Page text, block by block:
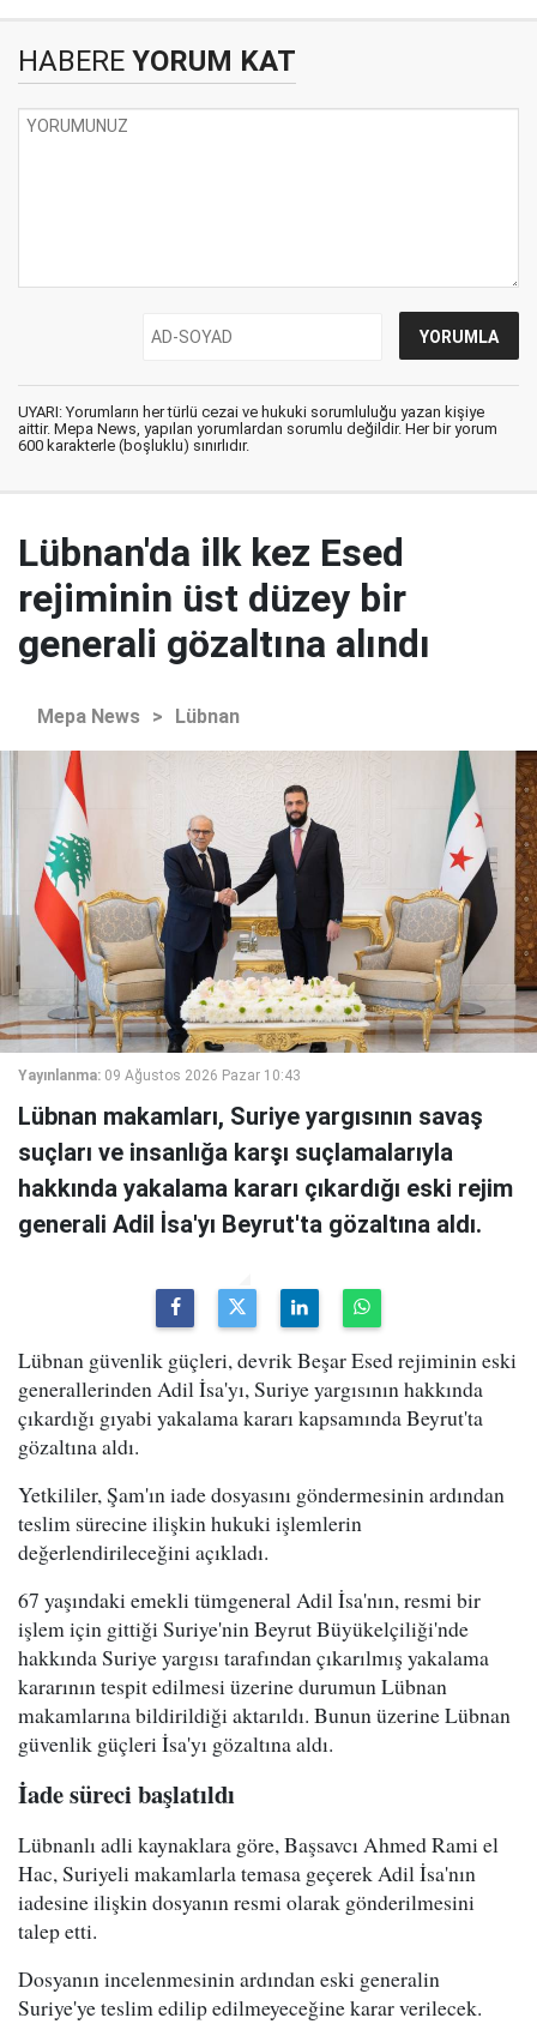
HABERE YORUM KAT
UYARI: Yorumların her türlü cezai ve hukuki sorumluluğu yazan kişiye
aittir. Mepa News, yapılan yorumlardan sorumlu değildir. Her bir yorum
600 karakterle (boşluklu) sınırlıdır.
Lübnan'da ilk kez Esed
rejiminin üst düzey bir
generali gözaltına alındı
Mepa News > Lübnan
Yayınlanma: 09 Ağustos 2026 Pazar 10:43
Lübnan makamları, Suriye yargısının savaş
suçları ve insanlığa karşı suçlamalarıyla
hakkında yakalama kararı çıkardığı eski rejim
generali Adil İsa'yı Beyrut'ta gözaltına aldı.
Lübnan güvenlik güçleri, devrik Beşar Esed rejiminin eski
generallerinden Adil İsa'yı, Suriye yargısının hakkında
çıkardığı gıyabi yakalama kararı kapsamında Beyrut'ta
gözaltına aldı.
Yetkililer, Şam'ın iade dosyasını göndermesinin ardından
teslim sürecine ilişkin hukuki işlemlerin
değerlendirileceğini açıkladı.
67 yaşındaki emekli tümgeneral Adil İsa'nın, resmi bir
işlem için gittiği Suriye'nin Beyrut Büyükelçiliği'nde
hakkında Suriye yargısı tarafından çıkarılmış yakalama
kararının tespit edilmesi üzerine durumun Lübnan
makamlarına bildirildiği aktarıldı. Bunun üzerine Lübnan
güvenlik güçleri İsa'yı gözaltına aldı.
İade süreci başlatıldı
Lübnanlı adli kaynaklara göre, Başsavcı Ahmed Rami el
Hac, Suriyeli makamlarla temasa geçerek Adil İsa'nın
iadesine ilişkin dosyanın resmi olarak gönderilmesini
talep etti.
Dosyanın incelenmesinin ardından eski generalin
Suriye'ye teslim edilip edilmeyeceğine karar verilecek.